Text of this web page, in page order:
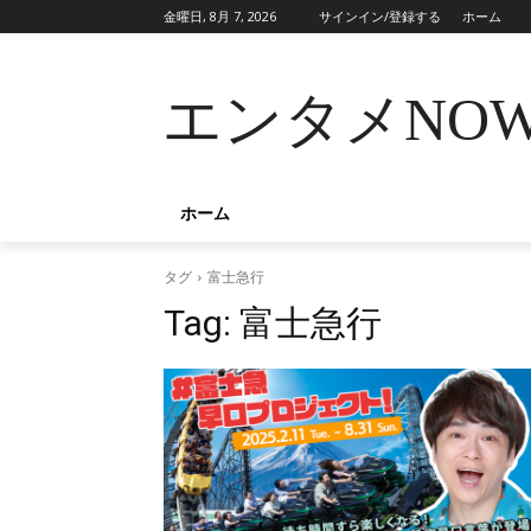
金曜日, 8月 7, 2026 サインイン/登録する ホーム
エンタメ
ホーム
タグ 富士急行
Tag: 富士急行